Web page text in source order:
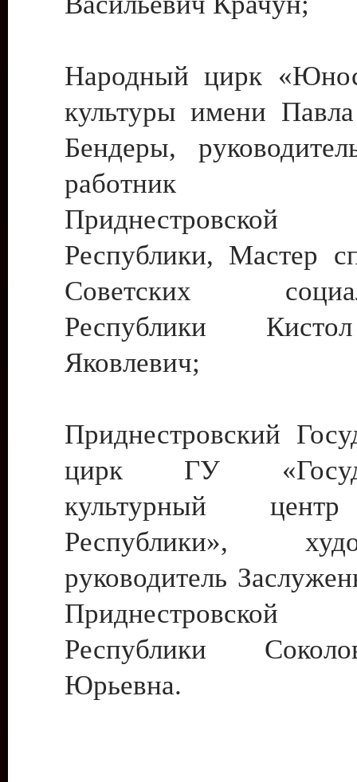
Народный цирк
культуры имени
Бендеры,
работник
Приднестровской
Республики, Мастер
Советских
Республики
Яковлевич;
Приднестровский
цирк ГУ
культурный
Республики»,
руководитель
Приднестровской
Республики
Юрьевна.